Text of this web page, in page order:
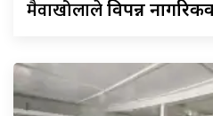
मैवाखोलालेविपन्न